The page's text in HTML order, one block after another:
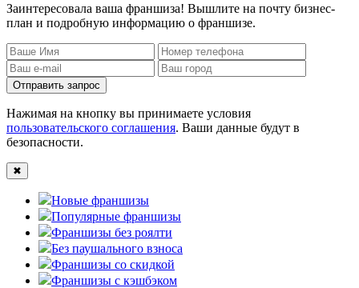
Заинтересовала ваша франшиза! Вышлите на почту бизнес-
план и подробную информацию о франшизе.
Отправить запрос
Нажимая на кнопку вы принимаете условия
пользовательского соглашения. Ваши данные будут в
безопасности.
✖
Новые франшизы
Популярные франшизы
Франшизы без роялти
Без паушального взноса
Франшизы со скидкой
Франшизы с кэшбэком